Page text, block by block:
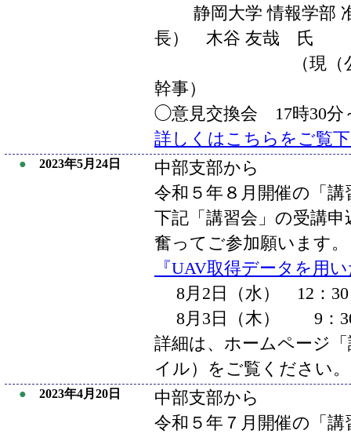
静岡大学 情報学部 准
長） 木谷 友哉 氏
（現（公社）日
幹事）
◯意見交換会 17時30分
詳しくはこちらをご覧
● 2023年5月24日
中部支部から
令和５年８月開催の「
下記「講習会」の受講
奮ってご参加願います。
『UAV取得データを用
8月2日（水） 12：30
8月3日（木） 9：30
詳細は、ホームページ
イル）をご覧ください。
● 2023年4月20日
中部支部から
令和５年７月開催の「